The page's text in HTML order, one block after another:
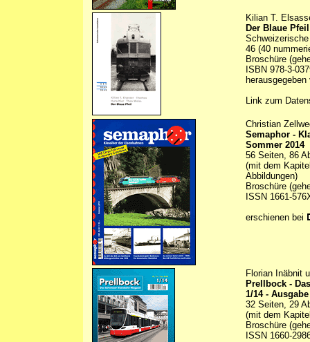
Kilian T.
Der Blaue Pfeil
46 (40
Broschüre
ISBN 978-3-
Link zum
Christian
Semaphor -
Sommer 2014
56 Seiten, 86
(mit dem
Abbildungen)
Broschüre
ISSN 1661-
erschienen bei
Florian Inäbnit
Prellbock -
1/14 - Ausgabe
32 Seiten, 29
(mit dem
Broschüre
ISSN 1660-